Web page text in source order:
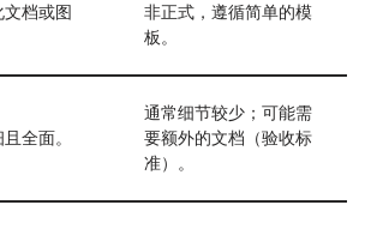
档或图
非正式，遵循简单的模
板。
全面。
通常细节较少；可能需
要额外的文档（验收标
准）。